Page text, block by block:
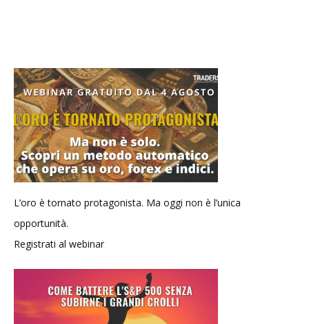
L’oro è tornato protagonista. Ma oggi non è l’unica
opportunità.
Registrati al webinar